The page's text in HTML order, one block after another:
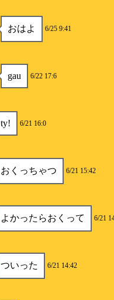
おはよ 6/25 9:41
gau 6/22 17:6
ty! 6/21 16:0
おくっちゃつ 6/21 15:42
よかったらおくって 6/21
ついった 6/21 14:42